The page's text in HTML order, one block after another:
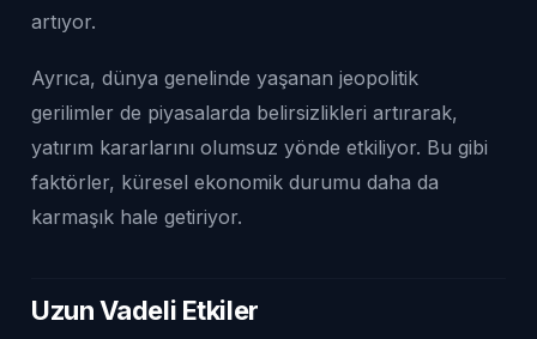
artıyor.
Ayrıca, dünya genelinde yaşanan jeopolitik
gerilimler de piyasalarda belirsizlikleri artırarak,
yatırım kararlarını olumsuz yönde etkiliyor. Bu gibi
faktörler, küresel ekonomik durumu daha da
karmaşık hale getiriyor.
Uzun Vadeli Etkiler